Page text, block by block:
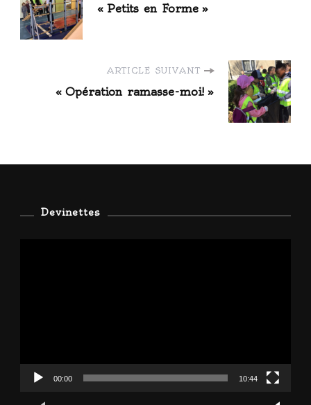
d'article
« Petits en Forme »
ARTICLE SUIVANT
« Opération ramasse-moi! »
Devinettes
00:00 10:44